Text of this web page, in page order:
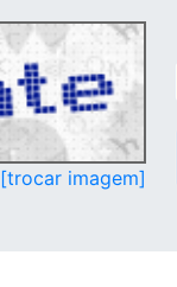
[trocar imagem]